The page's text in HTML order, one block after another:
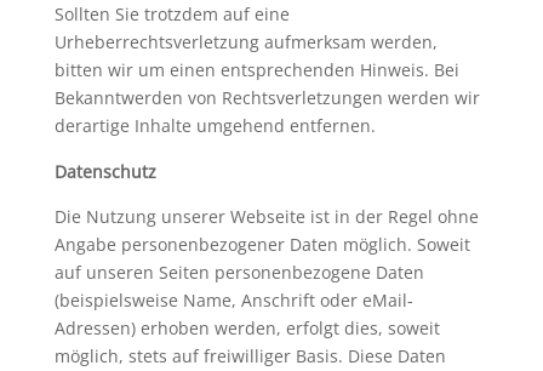
Sollten Sie trotzdem auf eine
Urheberrechtsverletzung aufmerksam werden,
bitten wir um einen entsprechenden Hinweis. Bei
Bekanntwerden von Rechtsverletzungen werden wir
derartige Inhalte umgehend entfernen.
Datenschutz
Die Nutzung unserer Webseite ist in der Regel ohne
Angabe personenbezogener Daten möglich. Soweit
auf unseren Seiten personenbezogene Daten
(beispielsweise Name, Anschrift oder eMail-
Adressen) erhoben werden, erfolgt dies, soweit
möglich, stets auf freiwilliger Basis. Diese Daten